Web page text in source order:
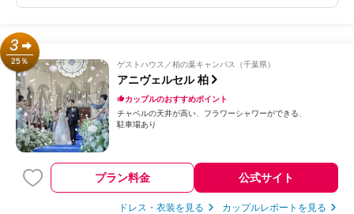
3
25％ ゲストハウス 柏の葉キャンパス（千葉県）
アニヴェルセル 柏
カップルのおすすめポイント
チャペルの天井が高い
フラワーシャワーができる
駐車場あり
プラン料金 公式サイト
ドレス・衣装を見る カップルレポートを見る